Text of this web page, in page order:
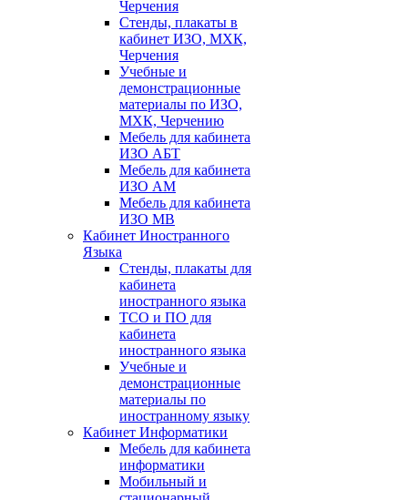
Черчения
Стенды, плакаты в
кабинет ИЗО, МХК,
Черчения
Учебные и
демонстрационные
материалы по ИЗО,
МХК, Черчению
Мебель для кабинета
ИЗО АБТ
Мебель для кабинета
ИЗО АМ
Мебель для кабинета
ИЗО МВ
Кабинет Иностранного
Языка
Стенды, плакаты для
кабинета
иностранного языка
ТСО и ПО для
кабинета
иностранного языка
Учебные и
демонстрационные
материалы по
иностранному языку
Кабинет Информатики
Мебель для кабинета
информатики
Мобильный и